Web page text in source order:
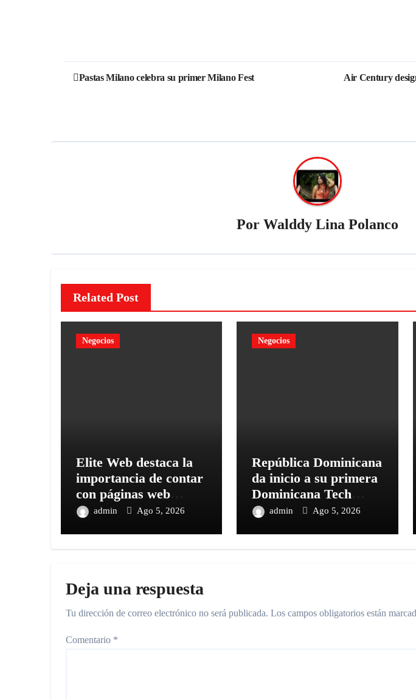
Pastas Milano celebra su primer Milano Fest
Air Century
Por Walddy Lina Polanco
Related Post
Negocios
Elite Web destaca la
importancia de contar
con páginas web
seguras en la era
admin Ago 5, 2026
Negocios
República Dominicana
da inicio a su primera
Dominicana Tech
Week con más de 70
admin Ago 5, 2026
Deja una respuesta
Tu dirección de correo electrónico no será publicada. Los campos obligatorios están
Comentario *